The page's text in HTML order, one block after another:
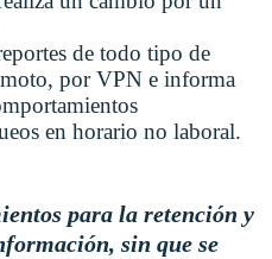
de todo tipo de
por VPN e informa
en horario no laboral.
para la retención y
sin que se